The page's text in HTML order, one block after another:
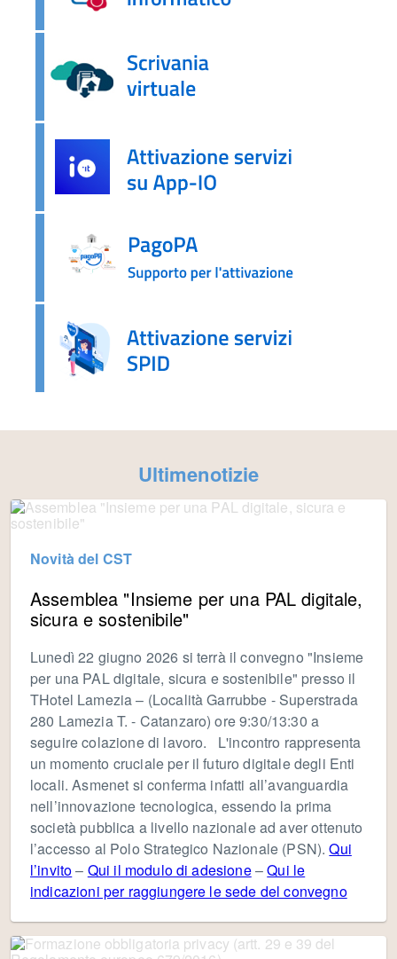
Ultimenotizie
Novità del CST
Assemblea "Insieme per una PAL digitale,
sicura e sostenibile"
Lunedì 22 giugno 2026 si terrà il convegno "Insieme
per una PAL digitale, sicura e sostenibile" presso il
THotel Lamezia – (Località Garrubbe - Superstrada
280 Lamezia T. - Catanzaro) ore 9:30/13:30 a
seguire colazione di lavoro. L'incontro rappresenta
un momento cruciale per il futuro digitale degli Enti
locali. Asmenet si conferma infatti all’avanguardia
nell’innovazione tecnologica, essendo la prima
società pubblica a livello nazionale ad aver ottenuto
l’accesso al Polo Strategico Nazionale (PSN).Qui
l’invito– Qui il modulo di adesione–Qui le
indicazioni per raggiungere le sede del convegno